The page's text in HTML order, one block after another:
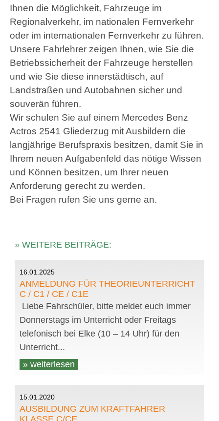
Ihnen die Möglichkeit, Fahrzeuge im
Regionalverkehr, im nationalen Fernverkehr
oder im internationalen Fernverkehr zu führen.
Unsere Fahrlehrer zeigen Ihnen, wie Sie die
Betriebssicherheit der Fahrzeuge herstellen
und wie Sie diese innerstädtisch, auf
Landstraßen und Autobahnen sicher und
souverän führen.
Wir schulen Sie auf einem Mercedes Benz
Actros 2541 Gliederzug mit Ausbildern die
langjährige Berufspraxis besitzen, damit Sie in
Ihrem neuen Aufgabenfeld das nötige Wissen
und Können besitzen, um Ihrer neuen
Anforderung gerecht zu werden.
Bei Fragen rufen Sie uns gerne an.
» WEITERE BEITRÄGE:
16.01.2025
ANMELDUNG FÜR THEORIEUNTERRICHT
C / C1 / CE / C1E
Liebe Fahrschüler, bitte meldet euch immer
Donnerstags im Unterricht oder Freitags
telefonisch bei Elke (10 – 14 Uhr) für den
Unterricht...
» weiterlesen
15.01.2020
AUSBILDUNG ZUM KRAFTFAHRER
KLASSE C/CE